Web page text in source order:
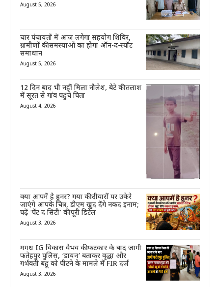
August 5, 2026
चार पंचायतों में आज लगेगा सहयोग शिविर,
ग्रामीणों की समस्याओं का होगा ऑन-द-स्पॉट
समाधान
August 5, 2026
12 दिन बाद भी नहीं मिला नौलेश, बेटे की तलाश
में सूरत से गांव पहुंचे पिता
August 4, 2026
क्या आपमें है हुनर? गया की दीवारों पर उकेरे
जाएंगे आपके चित्र, डीएम खुद देंगे नकद इनाम;
पढ़ें ‘पेंट द सिटी’ की पूरी डिटेल
August 3, 2026
मगध IG विकास वैभव की फटकार के बाद जागी
फतेहपुर पुलिस, ‘डायन’ बताकर वृद्धा और
गर्भवती बहू को पीटने के मामले में FIR दर्ज
August 3, 2026